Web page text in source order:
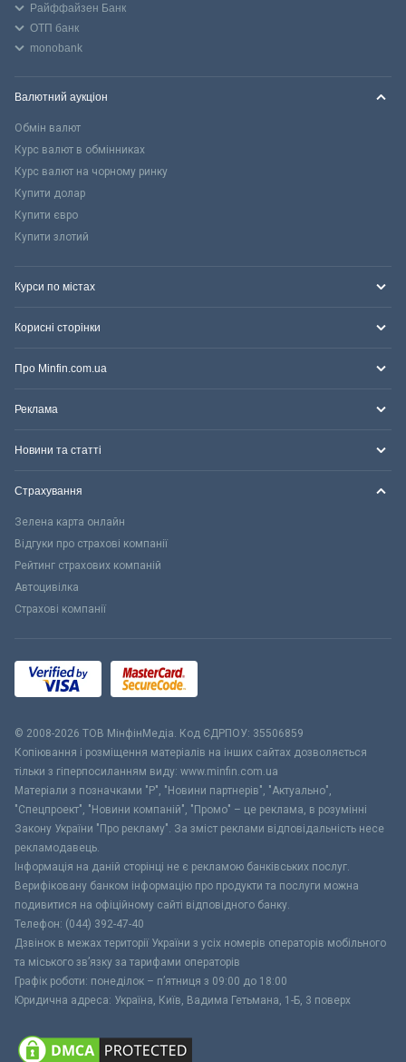
Райффайзен Банк
ОТП банк
monobank
Валютний аукціон
Обмін валют
Курс валют в обмінниках
Курс валют на чорному ринку
Купити долар
Купити євро
Купити злотий
Курси по містах
Корисні сторінки
Про Minfin.com.ua
Реклама
Новини та статті
Страхування
Зелена карта онлайн
Відгуки про страхові компанії
Рейтинг страхових компаній
Автоцивілка
Страхові компанії
© 2008-2026 ТОВ МiнфiнМедiа. Код ЄДРПОУ: 35506859
Копіювання і розміщення матеріалів на інших сайтах дозволяється
тільки з гіперпосиланням виду: www.minfin.com.ua
Матеріали з позначками "Р", "Новини партнерів", "Актуально",
"Спецпроект", "Новини компаній", "Промо" – це реклама, в розумінні
Закону України "Про рекламу". За зміст реклами відповідальність несе
рекламодавець.
Інформація на даній сторінці не є рекламою банківських послуг.
Верифіковану банком інформацію про продукти та послуги можна
подивитися на офіційному сайті відповідного банку.
Телефон: (044) 392-47-40
Дзвінок в межах території України з усіх номерів операторів мобільного
та міського зв’язку за тарифами операторів
Графік роботи: понеділок – п’ятниця з 09:00 до 18:00
Юридична адреса: Україна, Київ, Вадима Гетьмана, 1-Б, 3 поверх